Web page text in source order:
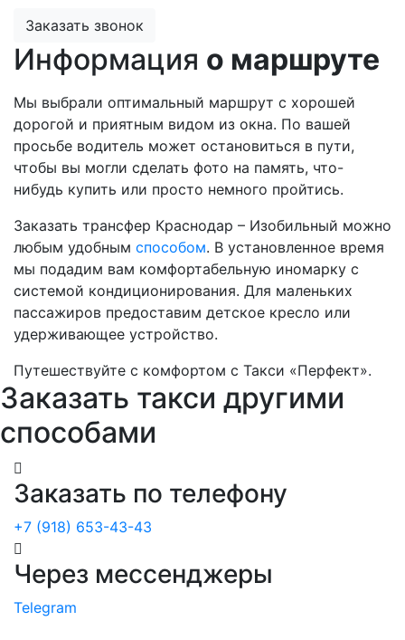
Заказать звонок
Информация о маршруте
Мы выбрали оптимальный маршрут с хорошей
дорогой и приятным видом из окна. По вашей
просьбе водитель может остановиться в пути,
чтобы вы могли сделать фото на память, что-
нибудь купить или просто немного пройтись.
Заказать трансфер Краснодар – Изобильный можно
любым удобным способом. В установленное время
мы подадим вам комфортабельную иномарку с
системой кондиционирования. Для маленьких
пассажиров предоставим детское кресло или
удерживающее устройство.
Путешествуйте с комфортом с Такси «Перфект».
Заказать такси другими
способами
Заказать по телефону
+7 (918) 653-43-43
Через мессенджеры
Telegram